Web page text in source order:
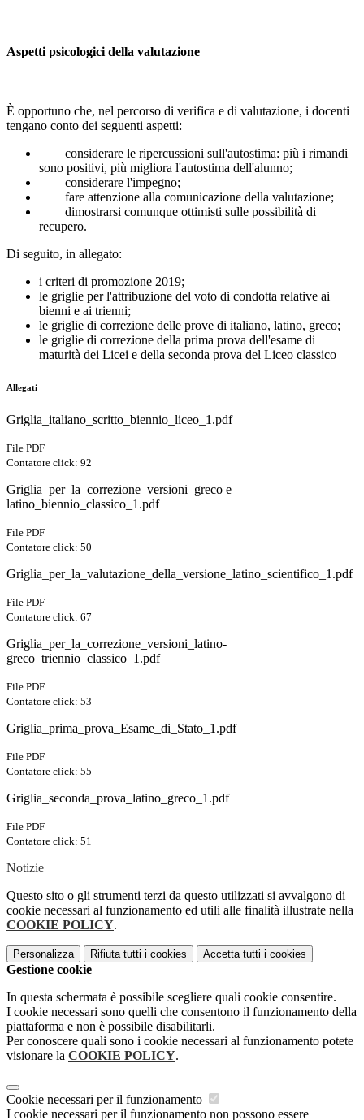
Aspetti psicologici della valutazione
È opportuno che, nel percorso di verifica e di valutazione, i docenti
tengano conto dei seguenti aspetti:
considerare le ripercussioni sull'autostima: più i rimandi
sono positivi, più migliora l'autostima dell'alunno;
considerare l'impegno;
fare attenzione alla comunicazione della valutazione;
dimostrarsi comunque ottimisti sulle possibilità di
recupero.
Di seguito, in allegato:
i criteri di promozione 2019;
le griglie per l'attribuzione del voto di condotta relative ai
bienni e ai trienni;
le griglie di correzione delle prove di italiano, latino, greco;
le griglie di correzione della prima prova dell'esame di
maturità dei Licei e della seconda prova del Liceo classico
Allegati
Griglia_italiano_scritto_biennio_liceo_1.pdf
File PDF
Contatore click: 92
Griglia_per_la_correzione_versioni_greco e
latino_biennio_classico_1.pdf
File PDF
Contatore click: 50
Griglia_per_la_valutazione_della_versione_latino_scientifico_1.pdf
File PDF
Contatore click: 67
Griglia_per_la_correzione_versioni_latino-
greco_triennio_classico_1.pdf
File PDF
Contatore click: 53
Griglia_prima_prova_Esame_di_Stato_1.pdf
File PDF
Contatore click: 55
Griglia_seconda_prova_latino_greco_1.pdf
File PDF
Contatore click: 51
Notizie
Questo sito o gli strumenti terzi da questo utilizzati si avvalgono di
cookie necessari al funzionamento ed utili alle finalità illustrate nella
COOKIE POLICY.
Personalizza Rifiuta tutti i cookies Accetta tutti i cookies
Gestione cookie
In questa schermata è possibile scegliere quali cookie consentire.
I cookie necessari sono quelli che consentono il funzionamento della
piattaforma e non è possibile disabilitarli.
Per conoscere quali sono i cookie necessari al funzionamento potete
visionare la COOKIE POLICY.
Cookie necessari per il funzionamento
I cookie necessari per il funzionamento non possono essere